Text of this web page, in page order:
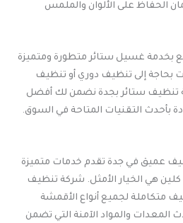
الحفاظ على الألوان والملمس
بخدمة غسيل ستائر متطورة ومتميزة
بحاجة إلى تنظيف دوري أو تنظيف
تنظيف ستائر بجدة نضمن لك أفضل
بأحدث التقنيات المتاحة في السوق.
عميق في جدة تقدم خدمات متميزة
هي الخيار الأمثل. شركة تنظيف
متكاملة لجميع أنواع الأقمشة
المعدات والمواد الآمنة التي تضمن